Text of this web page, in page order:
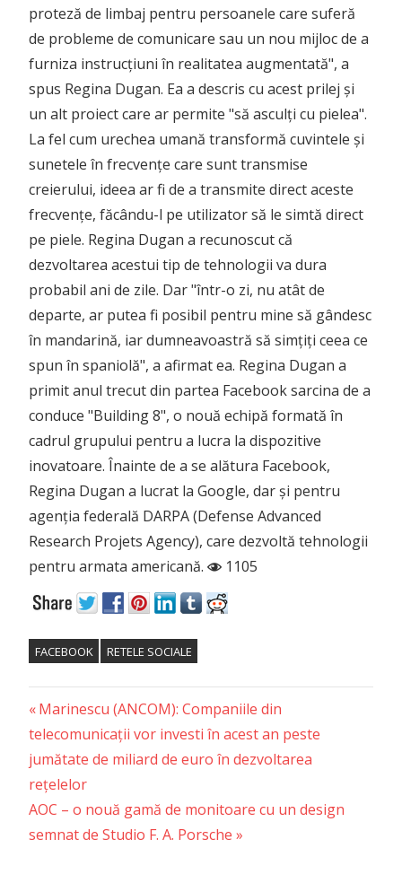
proteză de limbaj pentru persoanele care suferă
de probleme de comunicare sau un nou mijloc de a
furniza instrucțiuni în realitatea augmentată", a
spus Regina Dugan. Ea a descris cu acest prilej și
un alt proiect care ar permite "să asculți cu pielea".
La fel cum urechea umană transformă cuvintele și
sunetele în frecvențe care sunt transmise
creierului, ideea ar fi de a transmite direct aceste
frecvențe, făcându-l pe utilizator să le simtă direct
pe piele. Regina Dugan a recunoscut că
dezvoltarea acestui tip de tehnologii va dura
probabil ani de zile. Dar "într-o zi, nu atât de
departe, ar putea fi posibil pentru mine să gândesc
în mandarină, iar dumneavoastră să simțiți ceea ce
spun în spaniolă", a afirmat ea. Regina Dugan a
primit anul trecut din partea Facebook sarcina de a
conduce "Building 8", o nouă echipă formată în
cadrul grupului pentru a lucra la dispozitive
inovatoare. Înainte de a se alătura Facebook,
Regina Dugan a lucrat la Google, dar și pentru
agenția federală DARPA (Defense Advanced
Research Projets Agency), care dezvoltă tehnologii
pentru armata americană.
1105
FACEBOOK RETELE SOCIALE
Post
navigation
Previous
Post:
Marinescu (ANCOM): Companiile din
telecomunicații vor investi în acest an peste
jumătate de miliard de euro în dezvoltarea
rețelelor
Next
Post:
AOC – o nouă gamă de monitoare cu un design
semnat de Studio F. A. Porsche